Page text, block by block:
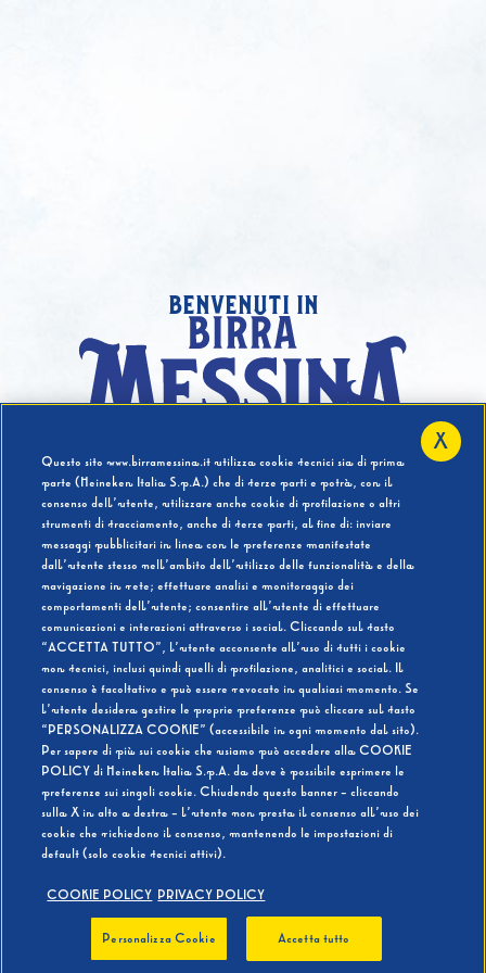
benvenuti in
Hai compiuto 18 Anni?
SI NO
BEVI RESPONSABILMENTE
Questo sito www.birramessina.it utilizza cookie tecnici sia di prima
parte (Heineken Italia S.p.A.) che di terze parti e potrà, con il
consenso dell’utente, utilizzare anche cookie di profilazione o altri
strumenti di tracciamento, anche di terze parti, al fine di: inviare
messaggi pubblicitari in linea con le preferenze manifestate
dall’utente stesso nell’ambito dell’utilizzo delle funzionalità e della
navigazione in rete; effettuare analisi e monitoraggio dei
comportamenti dell’utente; consentire all’utente di effettuare
comunicazioni e interazioni attraverso i social. Cliccando sul tasto
“ACCETTA TUTTO”, l’utente acconsente all’uso di tutti i cookie
non tecnici, inclusi quindi quelli di profilazione, analitici e social. Il
consenso è facoltativo e può essere revocato in qualsiasi momento. Se
l’utente desidera gestire le proprie preferenze può cliccare sul tasto
“PERSONALIZZA COOKIE” (accessibile in ogni momento dal sito).
Per sapere di più sui cookie che usiamo può accedere alla COOKIE
POLICY di Heineken Italia S.p.A. da dove è possibile esprimere le
preferenze sui singoli cookie. Chiudendo questo banner - cliccando
sulla X in alto a destra - l’utente non presta il consenso all’uso dei
cookie che richiedono il consenso, mantenendo le impostazioni di
default (solo cookie tecnici attivi).
COOKIE POLICY PRIVACY POLICY
Personalizza Cookie Accetta tutto
X